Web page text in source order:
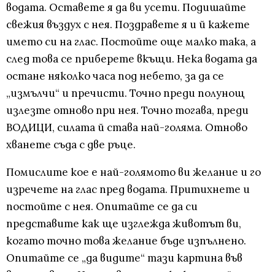
водата. Оставете я да ви усети. Подишайте
свежия въздух с нея. Поздравете я и й кажете
името си на глас. Постойте още малко така, а
след това се приберете вкъщи. Нека водата да
остане няколко часа под небето, за да се
„измълчи“ и пречисти. Точно преди полунощ
излезте отново при нея. Точно тогава, преди
ВОДИЦИ, силата й става най-голяма. Отново
хванете съда с две ръце.
Помислите кое е най-голямото ви желание и го
изречете на глас пред водата. Притихнете и
постойте с нея. Опитайте се да си
представите как ще изглежда животът ви,
когато точно това желание бъде изпълнено.
Опитайте се „да видите“ тази картина във